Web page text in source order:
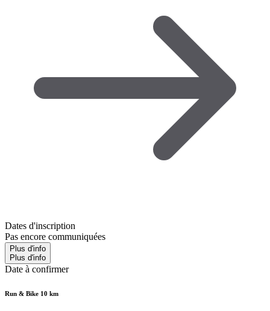
Dates d'inscription
Pas encore communiquées
Plus d'info
Plus d'info
Date à confirmer
Run & Bike 10 km